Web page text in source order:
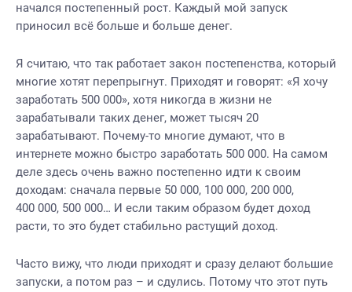
начался постепенный рост. Каждый мой запуск
приносил всё больше и больше денег.
Я считаю, что так работает закон постепенства, который
многие хотят перепрыгнут. Приходят и говорят: «Я хочу
заработать 500 000», хотя никогда в жизни не
зарабатывали таких денег, может тысяч 20
зарабатывают. Почему-то многие думают, что в
интернете можно быстро заработать 500 000. На самом
деле здесь очень важно постепенно идти к своим
доходам: сначала первые 50 000, 100 000, 200 000,
400 000, 500 000… И если таким образом будет доход
расти, то это будет стабильно растущий доход.
Часто вижу, что люди приходят и сразу делают большие
запуски, а потом раз – и сдулись. Потому что этот путь